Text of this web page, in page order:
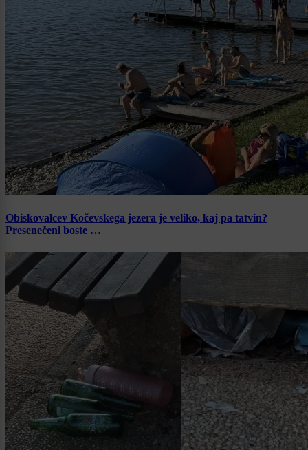
Obiskovalcev Kočevskega jezera je veliko, kaj pa tatvin?
Presenečeni boste …